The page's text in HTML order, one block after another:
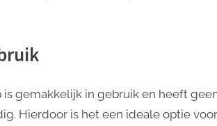
is gemakkelijk in gebruik en heeft
Hierdoor is het een ideale optie voor